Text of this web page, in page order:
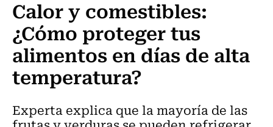
Calor y comestibles:
¿Cómo proteger tus
alimentos en días de alta
temperatura?
Experta explica que la mayoría de las